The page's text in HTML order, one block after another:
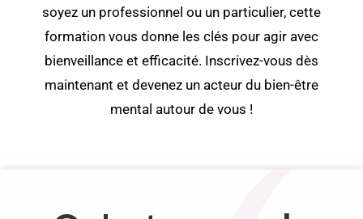
soyez un professionnel ou un particulier, cette
formation vous donne les clés pour agir avec
bienveillance et efficacité. Inscrivez-vous dès
maintenant et devenez un acteur du bien-être
mental autour de vous !